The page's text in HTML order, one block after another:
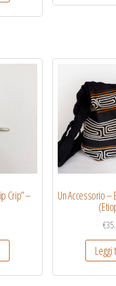
Crip” – Un Accessorio –
€